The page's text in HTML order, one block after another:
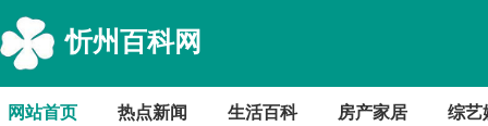
忻州百科网
网站首页 热点新闻 生活百科 房产家居 综艺